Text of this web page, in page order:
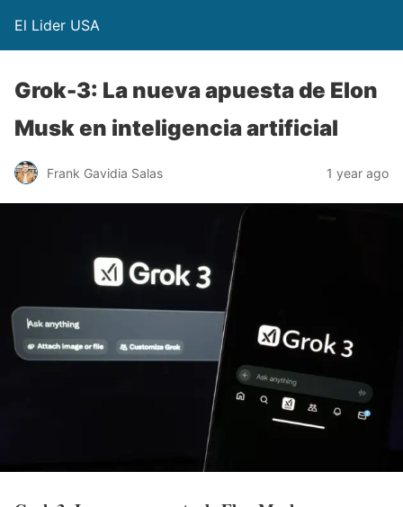
El Lider USA
Grok-3: La nueva apuesta de Elon
Musk en inteligencia artificial
Frank Gavidia Salas 1 year ago